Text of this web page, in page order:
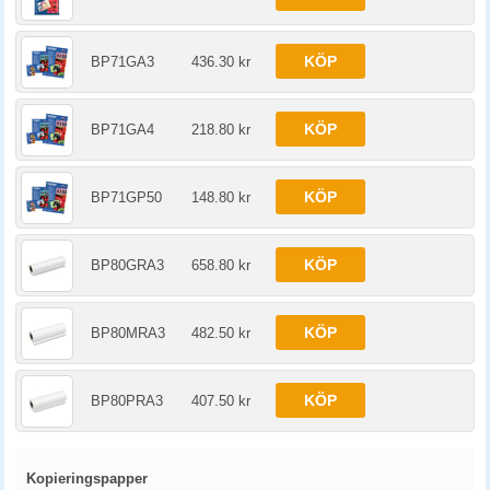
BP71GA3 436.30 kr KÖP
BP71GA4 218.80 kr KÖP
BP71GP50 148.80 kr KÖP
BP80GRA3 658.80 kr KÖP
BP80MRA3 482.50 kr KÖP
BP80PRA3 407.50 kr KÖP
Kopieringspapper